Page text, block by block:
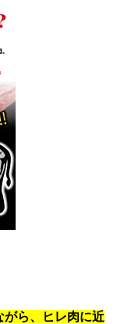
がら、ヒレ肉に近